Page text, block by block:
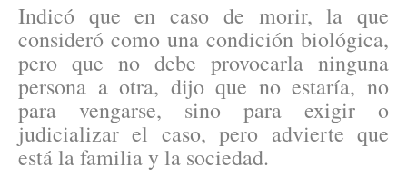
Indicó que en caso de morir, la que
consideró como una condición biológica,
pero que no debe provocarla ninguna
persona a otra, dijo que no estaría, no
para vengarse, sino para exigir o
judicializar el caso, pero advierte que
está la familia y la sociedad.